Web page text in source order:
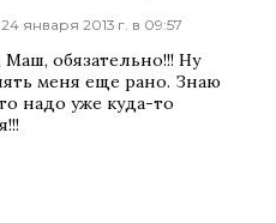
24 января 2013 г. в 09:57
обязательно!!! Ну
меня еще рано. Знаю
надо уже куда-то